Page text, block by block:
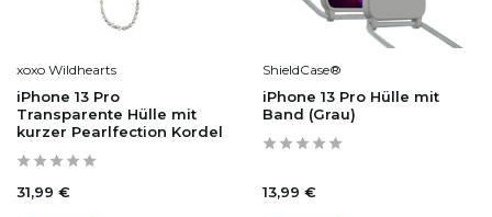
xoxo Wildhearts
iPhone 13 Pro
Transparente Hülle mit
kurzer Pearlfection Kordel
31,99 €
ShieldCase®
iPhone 13 Pro Hülle mit
Band (Grau)
13,99 €